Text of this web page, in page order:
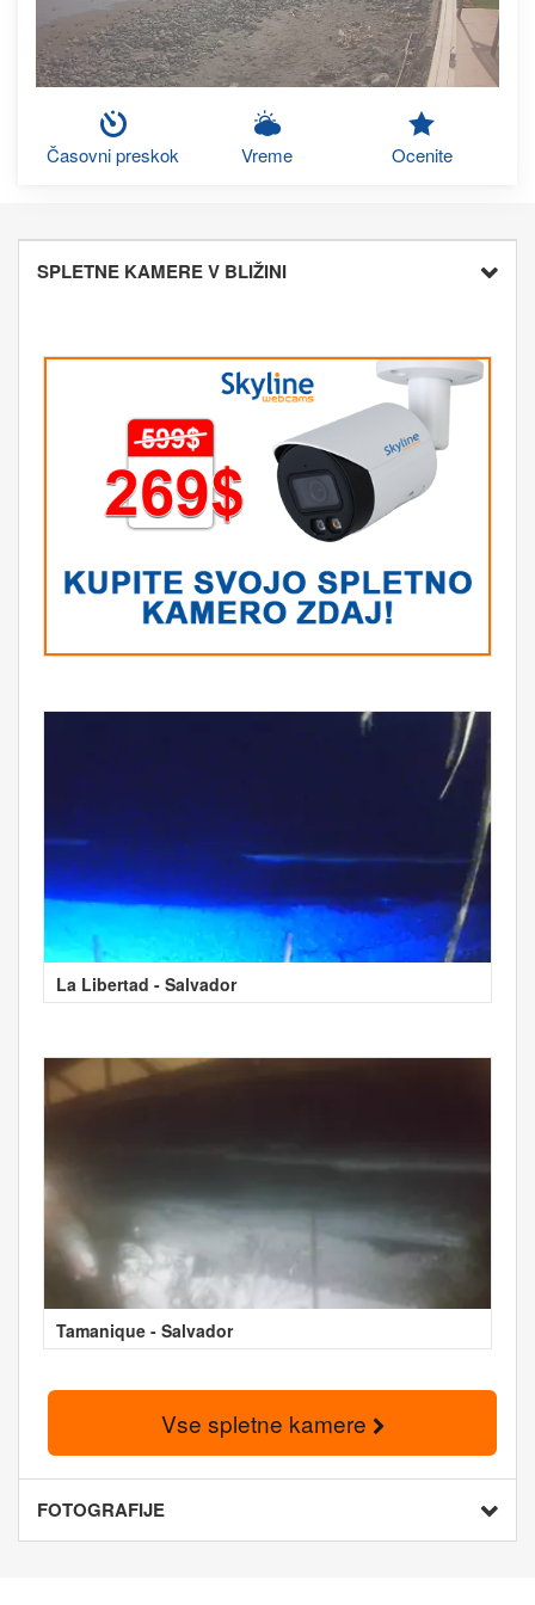
Časovni preskok Vreme Ocenite
SPLETNE KAMERE V BLIŽINI
La Libertad - Salvador
Tamanique - Salvador
Vse spletne kamere
FOTOGRAFIJE